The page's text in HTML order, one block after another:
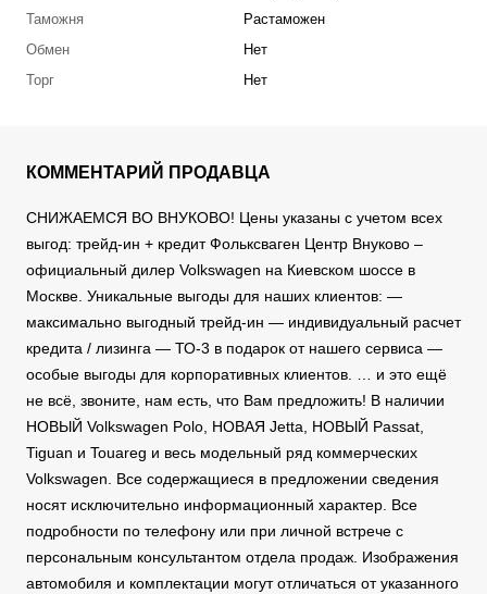
Таможня
Растаможен
Обмен
Нет
Торг
Нет
КОММЕНТАРИЙ ПРОДАВЦА
СНИЖАЕМСЯ ВО ВНУКОВО! Цены указаны с учетом всех
выгод: трейд-ин + кредит Фольксваген Центр Внуково –
официальный дилер Volkswagen на Киевском шоссе в
Москве. Уникальные выгоды для наших клиентов: —
максимально выгодный трейд-ин — индивидуальный расчет
кредита / лизинга — ТО-3 в подарок от нашего сервиса —
особые выгоды для корпоративных клиентов. … и это ещё
не всё, звоните, нам есть, что Вам предложить! В наличии
НОВЫЙ Volkswagen Polo, НОВАЯ Jetta, НОВЫЙ Passat,
Tiguan и Touareg и весь модельный ряд коммерческих
Volkswagen. Все содержащиеся в предложении сведения
носят исключительно информационный характер. Все
подробности по телефону или при личной встрече с
персональным консультантом отдела продаж. Изображения
автомобиля и комплектации могут отличаться от указанного